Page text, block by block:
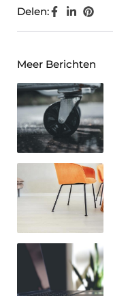
Delen:
Meer Berichten